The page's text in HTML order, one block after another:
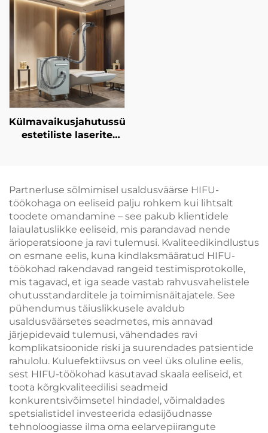
noorendamiseks
Külmavaikusjahutussüsteem
estetiliste laserite
pidevaks, kontaktita
kasutamiseks
kliinikus
Partnerluse sõlmimisel usaldusväärse HIFU-
töökohaga on eeliseid palju rohkem kui lihtsalt
toodete omandamine – see pakub klientidele
laiaulatuslikke eeliseid, mis parandavad nende
ärioperatsioone ja ravi tulemusi. Kvaliteedikindlustus
on esmane eelis, kuna kindlaksmääratud HIFU-
töökohad rakendavad rangeid testimisprotokolle,
mis tagavad, et iga seade vastab rahvusvahelistele
ohutusstandarditele ja toimimisnäitajatele. See
pühendumus täiuslikkusele avaldub
usaldusväärsetes seadmetes, mis annavad
järjepidevaid tulemusi, vähendades ravi
komplikatsioonide riski ja suurendades patsientide
rahulolu. Kuluefektiivsus on veel üks oluline eelis,
sest HIFU-töökohad kasutavad skaala eeliseid, et
toota kõrgkvaliteedilisi seadmeid
konkurentsivõimsetel hindadel, võimaldades
spetsialistidel investeerida edasijõudnasse
tehnoloogiasse ilma oma eelarvepiirangute